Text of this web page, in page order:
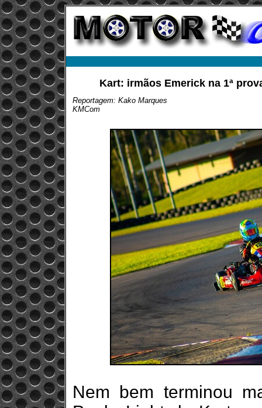
Kart: irmãos Emerick na 1ª
Reportagem: Kako Marques
KMCom
Nem bem terminou